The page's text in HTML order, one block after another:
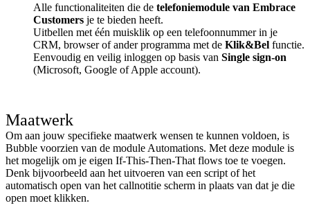
Alle functionaliteiten die de telefoniemodule van Embrace
Customers je te bieden heeft.
Uitbellen met één muisklik op een telefoonnummer in je
CRM, browser of ander programma met de Klik&Bel functie.
Eenvoudig en veilig inloggen op basis van Single sign-on
(Microsoft, Google of Apple account).
Maatwerk
Om aan jouw specifieke maatwerk wensen te kunnen voldoen, is
Bubble voorzien van de module Automations. Met deze module is
het mogelijk om je eigen If-This-Then-That flows toe te voegen.
Denk bijvoorbeeld aan het uitvoeren van een script of het
automatisch open van het callnotitie scherm in plaats van dat je die
open moet klikken.